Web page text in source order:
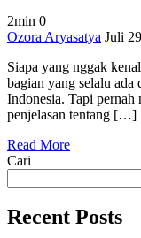
2min 0
on
Tentang
Singkong
yang
Mungkin
Kamu
Tahu
Ozora Aryasatya Juli
Siapa yang nggak
bagian yang selalu
Indonesia. Tapi pernah
penjelasan tentang […]
Read More
Cari
Recent Posts